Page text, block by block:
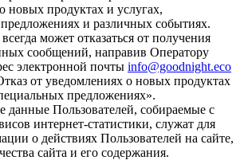
новых продуктах и услугах,
и различных событиях.
может отказаться от получения
сообщений, направив Оператору
электронной почты info@goodnight.eco
от уведомлениях о новых продуктах
предложениях».
данные Пользователей, собираемые с
интернет-статистики, служат для
о действиях Пользователей на сайте,
сайта и его содержания.